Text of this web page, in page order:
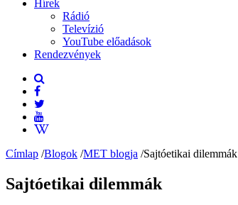
Hírek
Rádió
Televízió
YouTube előadások
Rendezvények
Címlap /Blogok /MET blogja /Sajtóetikai dilemmák
Sajtóetikai dilemmák